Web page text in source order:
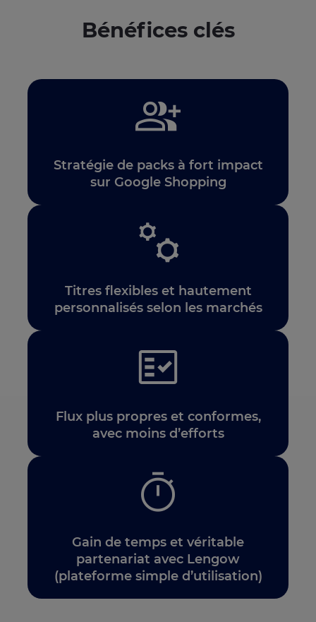
Bénéfices clés
Stratégie de packs à fort impact
sur Google Shopping
Titres flexibles et hautement
personnalisés selon les marchés
Flux plus propres et conformes,
avec moins d’efforts
Gain de temps et véritable
partenariat avec Lengow
(plateforme simple d’utilisation)